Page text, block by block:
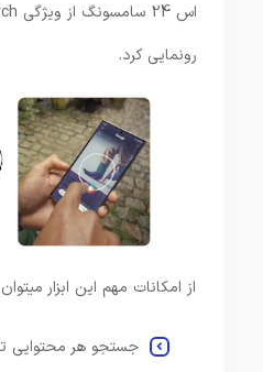
رونمایی کرد.
از امکانات مهم این ابزار
جستجو هر محتوایی